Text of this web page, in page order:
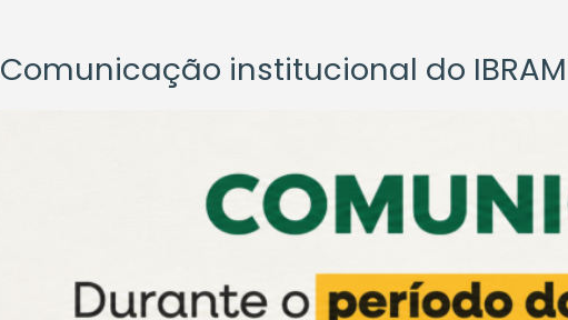
Comunicação institucional do